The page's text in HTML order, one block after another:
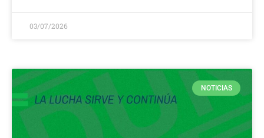
03/07/2026
NOTICIAS